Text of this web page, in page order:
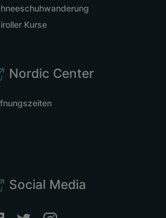
Kurse
Nordic Center
Social Media